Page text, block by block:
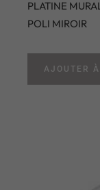
PLATINE
POLI MIROIR
AJOUTER